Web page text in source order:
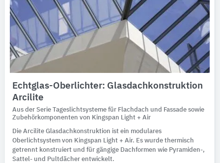
Echtglas-Oberlichter: Glasdachkonstruktion
Arcilite
Aus der Serie Tageslichtsysteme für Flachdach und Fassade sowie
Zubehörkomponenten von Kingspan Light + Air
Die Arcilite Glasdachkonstruktion ist ein modulares
Oberlichtsystem von Kingspan Light + Air. Es wurde thermisch
getrennt konstruiert und für gängige Dachformen wie Pyramiden-,
Sattel- und Pultdächer entwickelt.